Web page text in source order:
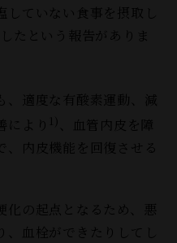
ていない食事を摂取し
たという報告がありま
、適度な有酸素運動、減
により 1) 、血管内皮を障
、内皮機能を回復させる
化の起点となるため、悪
血栓ができたりしてし